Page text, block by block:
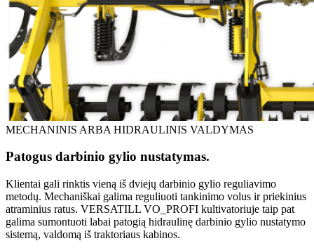
MECHANINIS ARBA HIDRAULINIS VALDYMAS
Patogus darbinio gylio nustatymas.
Klientai gali rinktis vieną iš dviejų darbinio gylio reguliavimo
metodų. Mechaniškai galima reguliuoti tankinimo volus ir priekinius
atraminius ratus. VERSATILL VO_PROFI kultivatoriuje taip pat
galima sumontuoti labai patogią hidraulinę darbinio gylio nustatymo
sistemą, valdomą iš traktoriaus kabinos.